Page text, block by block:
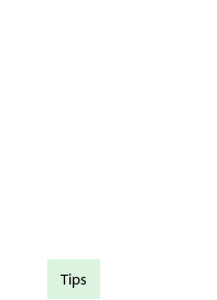
Tips